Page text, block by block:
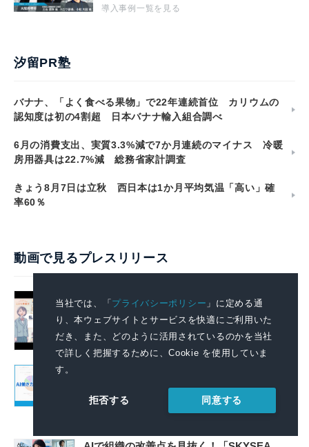
当社では、「プライバシーポリシー 」に定める通
り、本ウェブサイトとサービスを快適にご利用いた
だき、また、どのように活用されているのかを当社
で詳しく把握するために、Cookie を使用していま
す。
拒否する 同意する
導入事例一覧を見る
汐留PR塾
バナナ、「よく食べる果物」で22年連続首位 カリウムの
認知度は初の4割超 日本バナナ輸入組合調べ
6月の消費支出、実質3.3%減で7か月連続のマイナス 冷暖
房用器具は22.7%減 総務省家計調査
きょう8月7日は立秋 西日本は1か月平均気温「高い」確
率60％
動画で見るプレスリリース
政府全体でこども・若者の自殺防止に向
2026.08.07 14:00
Client View」の新CM「AI働き方分析レポー
トサービス」篇を公開